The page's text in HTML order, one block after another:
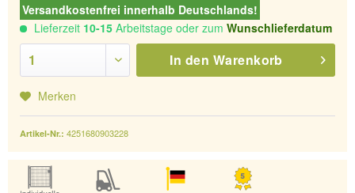
Versandkostenfrei innerhalb Deutschlands!
Lieferzeit 10-15 Arbeitstage oder zum Wunschlieferdatum
In den Warenkorb
Merken
Artikel-Nr.: 4251680903228